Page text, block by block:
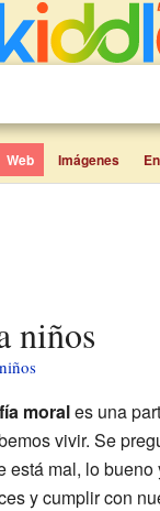
Web Imágenes
niños
morales una
vivir. Se
está mal, lo
y cumplir con